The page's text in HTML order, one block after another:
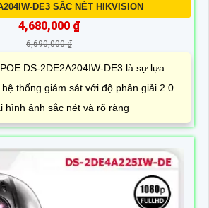
DE3 SẮC NÉT HIKVISION
4,680,000 ₫
6,690,000 ₫
DS-2DE2A204IW-DE3 là sự lựa
thống giám sát với độ phân giải 2.0
hình ảnh sắc nét và rõ ràng